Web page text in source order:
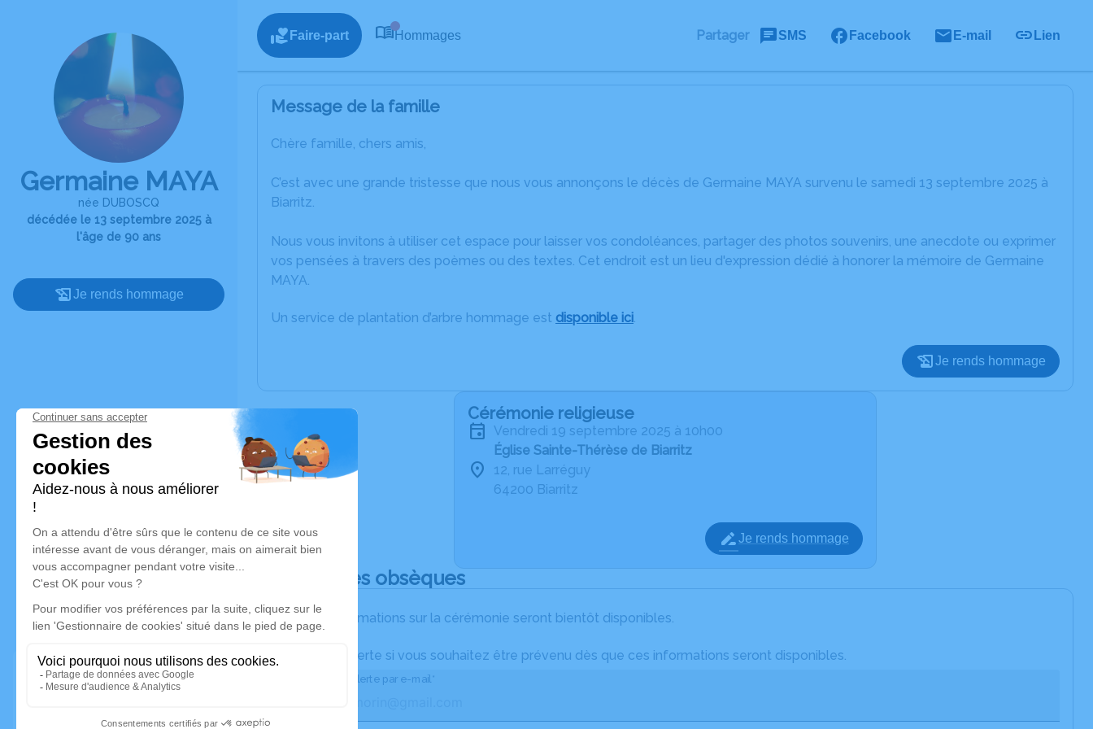
Germaine MAYA
née DUBOSCQ
décédée le 13 septembre 2025 à
l'âge de 90 ans
Je rends hommage
Faire-part Hommages Partager SMS Facebook E-mail Lien
Message de la famille
Chère famille, chers amis,
C’est avec une grande tristesse que nous vous annonçons le décès de Germaine MAYA survenu le samedi 13 septembre 2025 à
Biarritz.
Nous vous invitons à utiliser cet espace pour laisser vos condoléances, partager des photos souvenirs, une anecdote ou exprimer
vos pensées à travers des poèmes ou des textes. Cet endroit est un lieu d'expression dédié à honorer la mémoire de Germaine
MAYA.
Un service de plantation d’arbre hommage est disponible ici.
Je rends hommage
Cérémonie religieuse
vendredi 19 septembre 2025 à 10h00
Église Sainte-Thérèse de Biarritz
12, rue Larréguy
64200 Biarritz
Je rends hommage
Déroulé des obsèques
Les informations sur la cérémonie seront bientôt disponibles.
Activez une alerte si vous souhaitez être prévenu dès que ces informations seront disponibles.
Recevoir une alerte par e-mail*